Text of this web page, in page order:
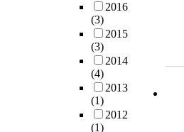
2016
(3)
2015
(3)
2014
(4)
2013
(1)
2012
(1)